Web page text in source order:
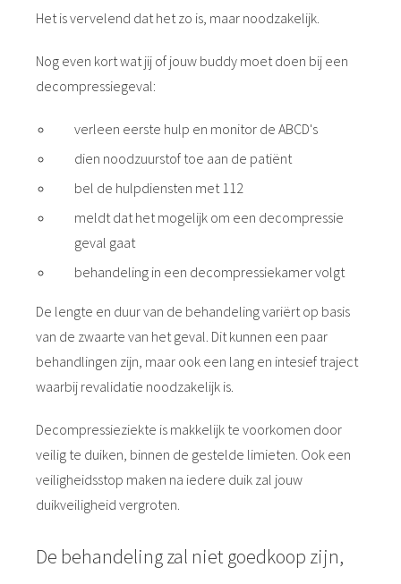
Het is vervelend dat het zo is, maar noodzakelijk.
Nog even kort wat jij of jouw buddy moet doen bij een
decompressiegeval:
verleen eerste hulp en monitor de ABCD's
dien noodzuurstof toe aan de patiënt
bel de hulpdiensten met 112
meldt dat het mogelijk om een decompressie
geval gaat
behandeling in een decompressiekamer volgt
De lengte en duur van de behandeling variërt op basis
van de zwaarte van het geval. Dit kunnen een paar
behandlingen zijn, maar ook een lang en intesief traject
waarbij revalidatie noodzakelijk is.
Decompressieziekte is makkelijk te voorkomen door
veilig te duiken, binnen de gestelde limieten. Ook een
veiligheidsstop maken na iedere duik zal jouw
duikveiligheid vergroten.
De behandeling zal niet goedkoop zijn,